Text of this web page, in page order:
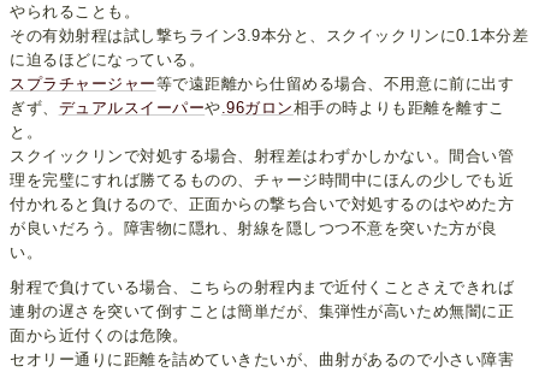
やられることも。
その有効射程は試し撃ちライン3.9本分と、スクイックリンに0.1本分差
に迫るほどになっている。
スプラチャージャー等で遠距離から仕留める場合、不用意に前に出す
ぎず、 デュアルスイーパーや .96ガロン相手の時よりも距離を離すこ
と。
スクイックリンで対処する場合、射程差はわずかしかない。間合い管
理を完璧にすれば勝てるものの、チャージ時間中にほんの少しでも近
付かれると負けるので、正面からの撃ち合いで対処するのはやめた方
が良いだろう。障害物に隠れ、射線を隠しつつ不意を突いた方が良
い。
射程で負けている場合、こちらの射程内まで近付くことさえできれば
連射の遅さを突いて倒すことは簡単だが、集弾性が高いため無闇に正
面から近付くのは危険。
セオリー通りに距離を詰めていきたいが、曲射があるので小さい障害